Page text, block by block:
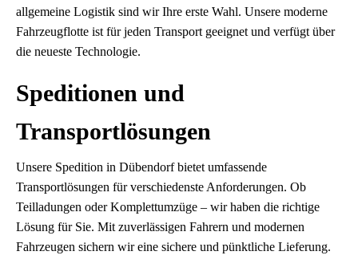
allgemeine Logistik sind wir Ihre erste Wahl. Unsere moderne
Fahrzeugflotte ist für jeden Transport geeignet und verfügt über
die neueste Technologie.
Speditionen und
Transportlösungen
Unsere Spedition in Dübendorf bietet umfassende
Transportlösungen für verschiedenste Anforderungen. Ob
Teilladungen oder Komplettumzüge – wir haben die richtige
Lösung für Sie. Mit zuverlässigen Fahrern und modernen
Fahrzeugen sichern wir eine sichere und pünktliche Lieferung.